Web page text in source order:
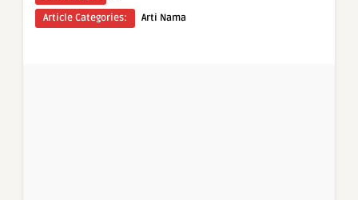
Article Categories:
Arti Nama